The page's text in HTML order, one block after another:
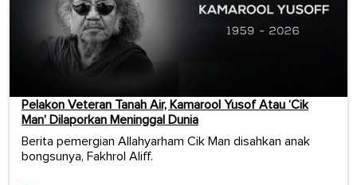
Pelakon Veteran Tanah Air, Kamarool Yusof Atau ‘Cik
Man’ Dilaporkan Meninggal Dunia
Berita pemergian Allahyarham Cik Man disahkan anak
bongsunya, Fakhrol Aliff.